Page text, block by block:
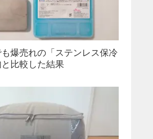
爆売れの「ステンレス保冷
比較した結果